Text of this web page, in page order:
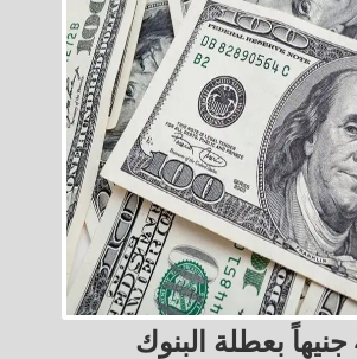
الدولار بـ 49.84 جنيهاً بعطلة البنوك